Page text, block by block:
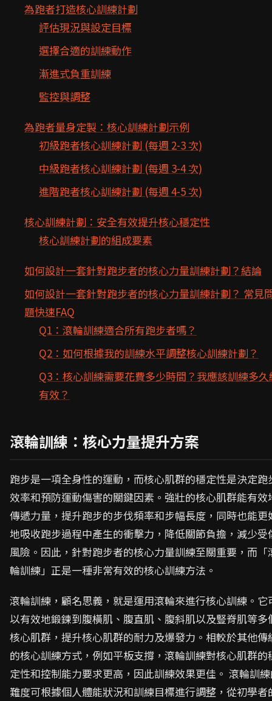
為跑者打造核心訓練計劃
評估現況與設定目標
選擇合適的訓練動作
漸進式負重訓練
監控與調整
為跑者量身定製：核心訓練計劃示例
初級跑者核心訓練計劃 (每週 2-3 次)
中級跑者核心訓練計劃 (每週 3-4 次)
進階跑者核心訓練計劃 (每週 4-5 次)
核心訓練計劃：安全有效提升核心穩定性
核心訓練計劃的組成要素
如何設計一套針對跑步者的核心力量訓練計劃？結論
如何設計一套針對跑步者的核心力量訓練計劃？ 常見
題快速FAQ
Q1：滾輪訓練適合所有跑步者嗎？
Q2：如何根據我的訓練水平調整核心訓練計劃？
Q3：核心訓練需要花費多少時間？我應該訓練多久
有效？
滾輪訓練：核心力量提升方案
跑步是一項全身性的運動，而核心肌群的穩定性是決定跑
效率和預防運動傷害的關鍵因素。強壯的核心肌群能有效
傳遞力量，提升跑步的步伐頻率和步幅長度，同時也能更
地吸收跑步過程中產生的衝擊力，降低關節負擔，減少受
風險。因此，針對跑步者的核心力量訓練至關重要，而「
輪訓練」正是一種非常有效的核心訓練方法。
滾輪訓練，顧名思義，就是運用滾輪來進行核心訓練。它
以有效地鍛鍊到腹橫肌、腹直肌、腹斜肌以及豎脊肌等多
核心肌群，提升核心肌群的耐力及爆發力。相較於其他傳
的核心訓練方式，例如平板支撐，滾輪訓練對核心肌群的
定性和控制能力要求更高，因此訓練效果更佳。 滾輪訓
難度可根據個人體能狀況和訓練目標進行調整，從初學者